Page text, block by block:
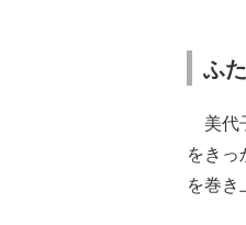
ふ
美代
をきっ
を巻き